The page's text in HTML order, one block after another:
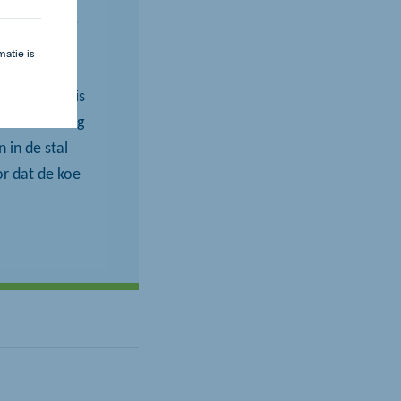
is
warmer,
de
De
kan doen, is
die dag
in de stal
dat de koe